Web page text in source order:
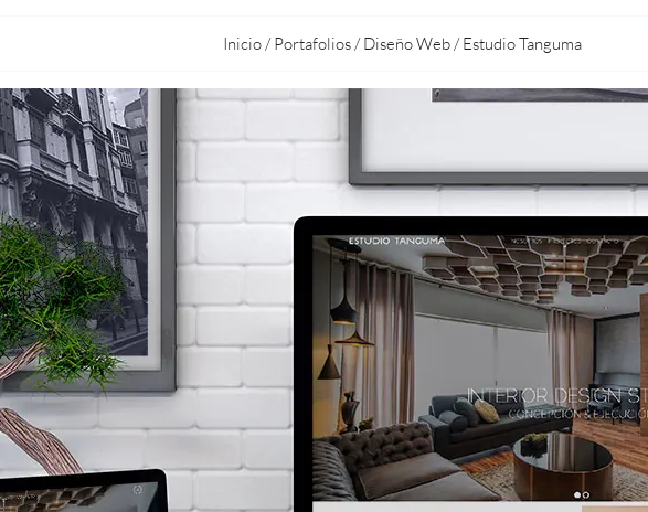
Inicio/Portafolios/Diseño Web/Estudio Tanguma